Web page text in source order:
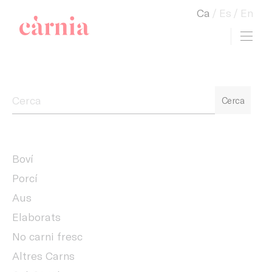
Ca Es En
Cerca
Boví
Porcí
Aus
Elaborats
No carni fresc
Altres Carns